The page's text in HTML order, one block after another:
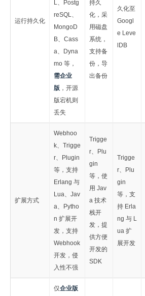
运行持久化
L、Postg
reSQL、
MongoD
B、Cass
a、Dyna
mo 等，
需企业
版 ，开源
版宕机则
丢失
持久
化，采
用磁盘
系统，
支持备
份，导
出备份
久化至
Googl
e Leve
lDB
扩展方式
Webhoo
k、Trigge
r、Plugin
等，支持
Erlang 与
Lua、Jav
a、Pytho
n 扩展开
发，支持
Webhook
开发，侵
入性不强
Trigge
r、Plu
gin
等，使
用 Jav
a 技术
栈开
发，提
供方便
开发的
SDK
Trigge
r、Plu
gin
等，支
持 Erla
ng 与 L
ua 扩
展开发
仅企业版